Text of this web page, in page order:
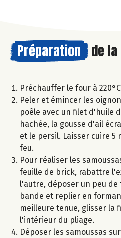
Préparation de la
Préchauffer le four à
Peler et émincer les
poêle avec un filet d'huile
hachée, la gousse d'ail
et le persil. Laisser cuire
feu.
Pour réaliser les
feuille de brick, rabattre
l'autre, déposer un peu de
bande et replier en
meilleure tenue, glisser la
l'intérieur du pliage.
Déposer les samoussas